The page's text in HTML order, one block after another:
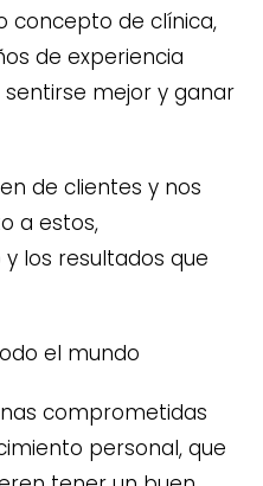
concepto de clínica,
de experiencia
mejor y ganar
de clientes y nos
a estos,
los resultados que
el mundo
comprometidas
personal, que